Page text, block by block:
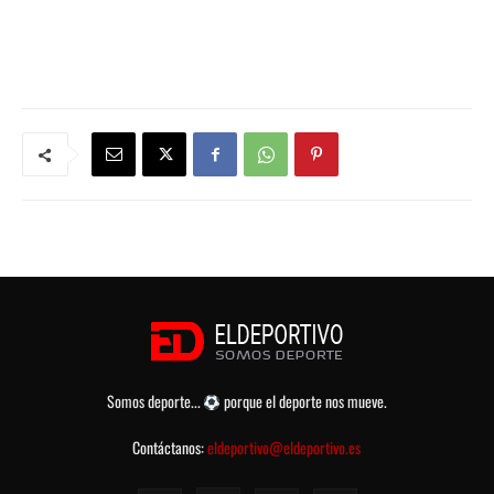
Somos deporte...
porque el deporte nos mueve.
Contáctanos:eldeportivo@eldeportivo.es